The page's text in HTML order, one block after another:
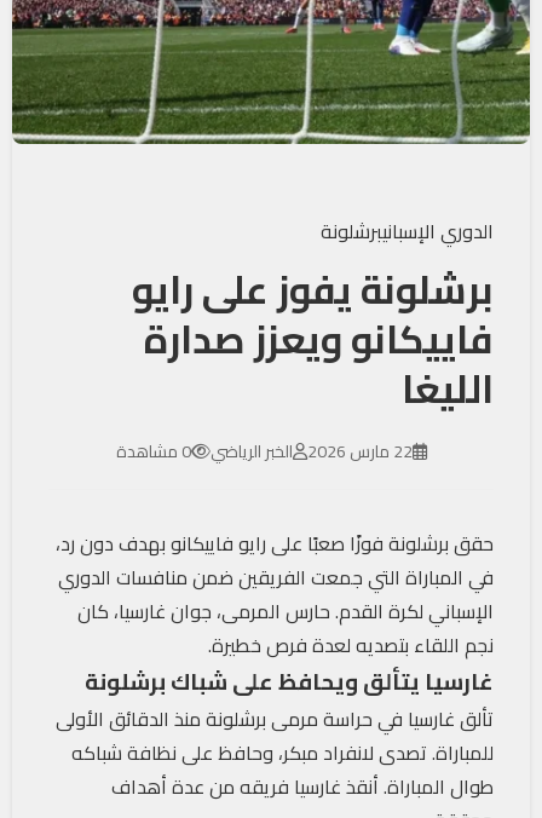
الدوري الإسبانيبرشلونة
برشلونة يفوز على رايو
فاييكانو ويعزز صدارة
الليغا
22 مارس 2026 الخبر الرياضي 0 مشاهدة
حقق برشلونة فوزًا صعبًا على رايو فاييكانو بهدف دون رد،
في المباراة التي جمعت الفريقين ضمن منافسات الدوري
الإسباني لكرة القدم. حارس المرمى، جوان غارسيا، كان
نجم اللقاء بتصديه لعدة فرص خطيرة.
غارسيا يتألق ويحافظ على شباك برشلونة
تألق غارسيا في حراسة مرمى برشلونة منذ الدقائق الأولى
للمباراة. تصدى لانفراد مبكر، وحافظ على نظافة شباكه
طوال المباراة. أنقذ غارسيا فريقه من عدة أهداف